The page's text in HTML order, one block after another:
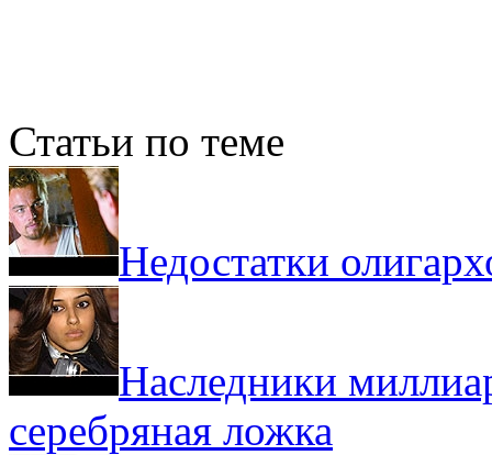
Статьи по теме
Недостатки
Наследники
серебряная ложка